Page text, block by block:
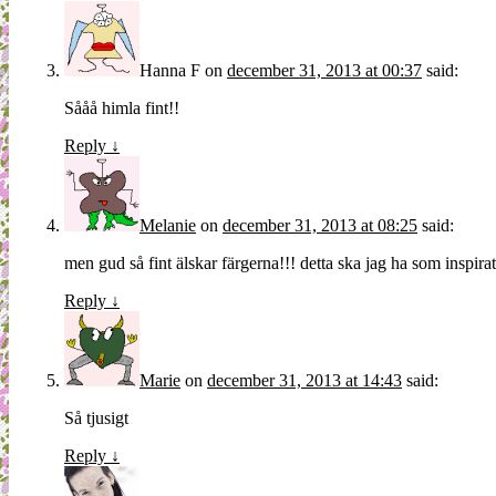
Hanna F on december 31, 2013 at 00:37 said:
Sååå himla fint!!
Reply ↓
Melanie on december 31, 2013 at 08:25 said:
men gud så fint älskar färgerna!!! detta ska jag ha som
Reply ↓
Marie on december 31, 2013 at 14:43 said:
Så tjusigt
Reply ↓